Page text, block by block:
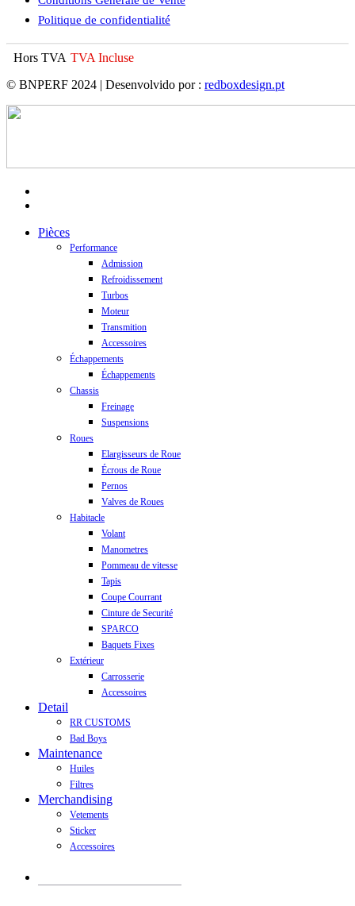
Politique de confidentialité
Hors TVA TVA Incluse
© BNPERF 2024 | Desenvolvido por : redboxdesign.pt
Close
Pièces
Performance
Admission
Refroidissement
Turbos
Moteur
Transmition
Accessoires
Échappements
Échappements
Chassis
Freinage
Suspensions
Roues
Elargisseurs de Roue
Écrous de Roue
Pernos
Valves de Roues
Habitacle
Volant
Manometres
Pommeau de vitesse
Tapis
Coupe Courrant
Cinture de Securité
SPARCO
Baquets Fixes
Extérieur
Carrosserie
Accessoires
Detail
RR CUSTOMS
Bad Boys
Maintenance
Huiles
Filtres
Merchandising
Vetements
Sticker
Accessoires